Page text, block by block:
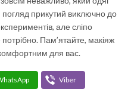
погляд прикутий виключно до
але сліпо
Пам’ятайте, макіяж
для вас.
Viber